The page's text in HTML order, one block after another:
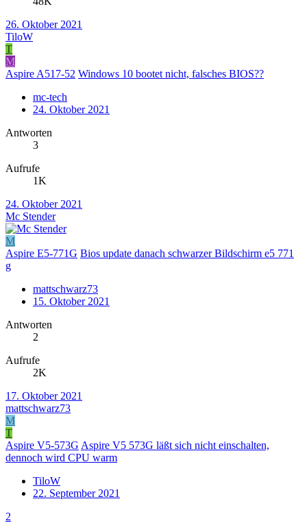
26. Oktober 2021
TiloW
T
M
Aspire A517-52 Windows 10 bootet nicht, falsches BIOS??
mc-tech
24. Oktober 2021
Antworten
3
Aufrufe
1K
24. Oktober 2021
Mc Stender
M
Aspire E5-771G Bios update danach schwarzer Bildschirm e5 771
g
mattschwarz73
15. Oktober 2021
Antworten
2
Aufrufe
2K
17. Oktober 2021
mattschwarz73
M
T
Aspire V5-573G Aspire V5 573G läßt sich nicht einschalten,
dennoch wird CPU warm
TiloW
22. September 2021
2